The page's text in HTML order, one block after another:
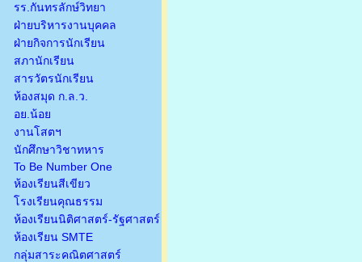
รร.กันทรลักษ์วิทยา
ฝ่ายบริหารงานบุคคล
ฝ่ายกิจการนักเรียน
สภานักเรียน
สารวัตรนักเรียน
ห้องสมุด ก.ล.ว.
อย.น้อย
งานโสตฯ
นักศึกษาวิชาทหาร
To Be Number One
ห้องเรียนสีเขียว
โรงเรียนคุณธรรม
ห้องเรียนนิติศาสตร์-รัฐศาสตร์
ห้องเรียน SMTE
กลุ่มสาระคณิตศาสตร์